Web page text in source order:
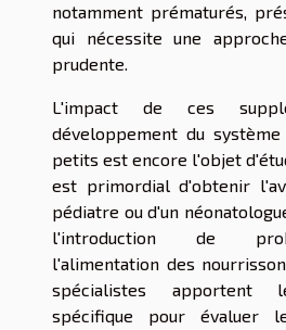
notamment prématurés,
qui nécessite une
prudente.
L'impact de ces
développement du
petits est encore l'objet
est primordial d'obtenir
pédiatre ou d'un
l'introduction de
l'alimentation des
spécialistes apportent
spécifique pour évaluer